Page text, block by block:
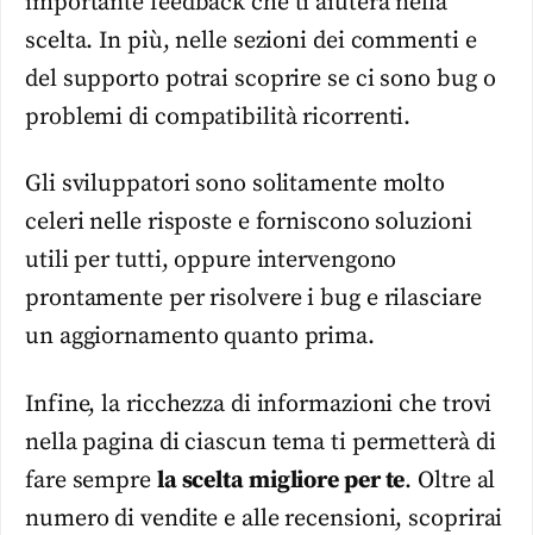
scelta. In più, nelle sezioni dei commenti e
del supporto potrai scoprire se ci sono bug o
problemi di compatibilità ricorrenti.
Gli sviluppatori sono solitamente molto
celeri nelle risposte e forniscono soluzioni
utili per tutti, oppure intervengono
prontamente per risolvere i bug e rilasciare
un aggiornamento quanto prima.
Infine, la ricchezza di informazioni che trovi
nella pagina di ciascun tema ti permetterà di
fare sempre la scelta migliore per te. Oltre al
numero di vendite e alle recensioni, scoprirai